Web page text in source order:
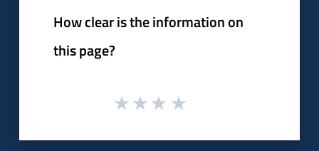
How clear is the information on
this page?